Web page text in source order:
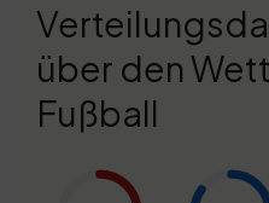
über den
Fußball